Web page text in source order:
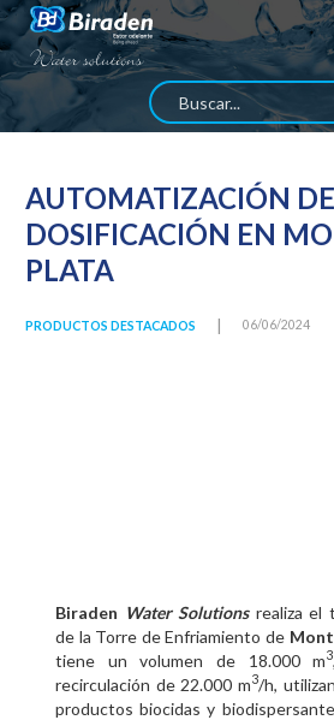
AUTOMATIZACIÓN
DOSIFICACIÓN EN
PLATA
PRODUCTOS DESTACADOS | 06/06/2024
Biraden Water Solutionsrealiza el
de la Torre de Enfriamiento de
tiene un volumen de 18.000 m3
recirculación de 22.000 m3/h,
productos biocidas y